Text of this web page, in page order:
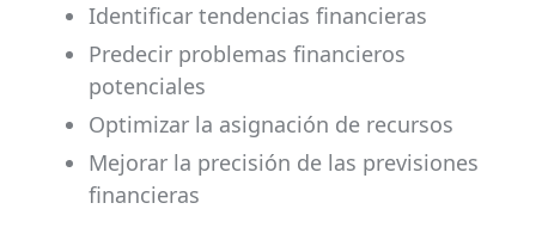
Identificar tendencias financieras
Predecir problemas financieros
potenciales
Optimizar la asignación de recursos
Mejorar la precisión de las previsiones
financieras